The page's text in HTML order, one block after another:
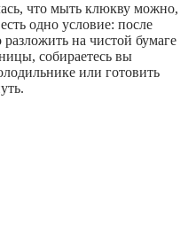
что мыть клюкву можно,
одно условие: после
на чистой бумаге
собираетесь вы
или готовить